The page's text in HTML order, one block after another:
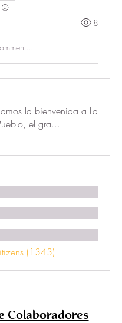
8
la bienvenida a La
el gra...
(1343)
Colaboradores